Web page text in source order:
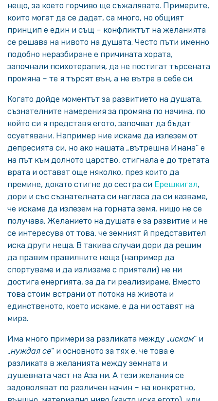
нещо, за което горчиво ще съжалявате. Примерите,
които могат да се дадат, са много, но общият
принцип е един и същ – конфликтът на желанията
се решава на нивото на душата. Често пъти именно
подобно неразбиране е причината хората,
започнали психотерапия, да не постигат търсената
промяна – те я търсят вън, а не вътре в себе си.
Когато дойде моментът за развитието на душата,
съзнателните намерения за промяна по начина, по
който си я представя егото, започват да бъдат
осуетявани. Например ние искаме да излезем от
депресията си, но ако нашата „вътрешна Инана“ е
на път към долното царство, стигнала е до третата
врата и остават още няколко, през които да
премине, докато стигне до сестра си Ерешкигал,
дори и със съзнателната си нагласа да си казваме,
че искаме да излезем на горната земя, нищо не се
получава. Желанието на душата е за развитие и не
се интересува от това, че земният й представител
иска други неща. В такива случаи дори да решим
да правим правилните неща (например да
спортуваме и да излизаме с приятели) не ни
достига енергията, за да ги реализираме. Вместо
това стоим встрани от потока на живота и
единственото, което искаме, е да ни оставят на
мира.
Има много примери за разликата между „искам“ и
„нуждая се“ и основното за тях е, че това е
разликата в желанията между земната и
душевната част на Аза ни. А тези желания се
задоволяват по различен начин – на конкретно,